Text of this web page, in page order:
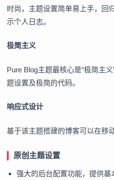
时尚，主题设置简单易上手，回
示个人日志。
极简主义
Pure Blog主题最核心是“极简主
题设置及极简的代码。
响应式设计
基于该主题搭建的博客可以在移
原创主题设置
强大的后台配置功能，提供